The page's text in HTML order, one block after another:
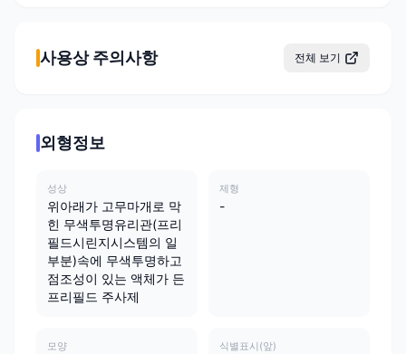
사용상 주의사항 전체 보기
외형정보
성상
위아래가 고무마개로 막
힌 무색투명유리관(프리
필드시린지시스템의 일
부분)속에 무색투명하고
점조성이 있는 액체가 든
프리필드 주사제
제형
-
모양 식별표시(앞)